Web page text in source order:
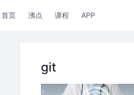
首页 沸点 课程 APP
git